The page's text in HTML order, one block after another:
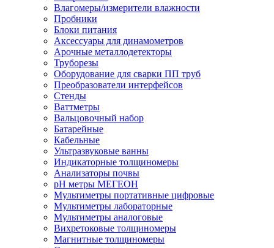
Влагомеры/измерители влажности
Пробники
Блоки питания
Аксессуары для динамометров
Арочные металлодетекторы
Труборезы
Оборудование для сварки ПП труб
Преобразователи интерфейсов
Стенды
Ваттметры
Вальцовочный набор
Батарейные
Кабельные
Ультразвуковые ванны
Индикаторные толщиномеры
Анализаторы почвы
рН метры МЕГЕОН
Мультиметры портативные цифровые
Мультиметры лабораторные
Мультиметры аналоговые
Вихретоковые толщиномеры
Магнитные толщиномеры